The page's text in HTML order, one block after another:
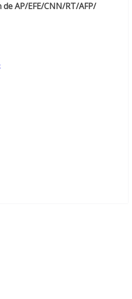
AP/EFE/CNN/RT/AFP/